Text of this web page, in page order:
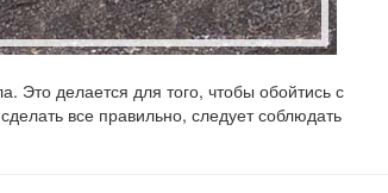
Это делается для того, чтобы обойтись с
все правильно, следует соблюдать